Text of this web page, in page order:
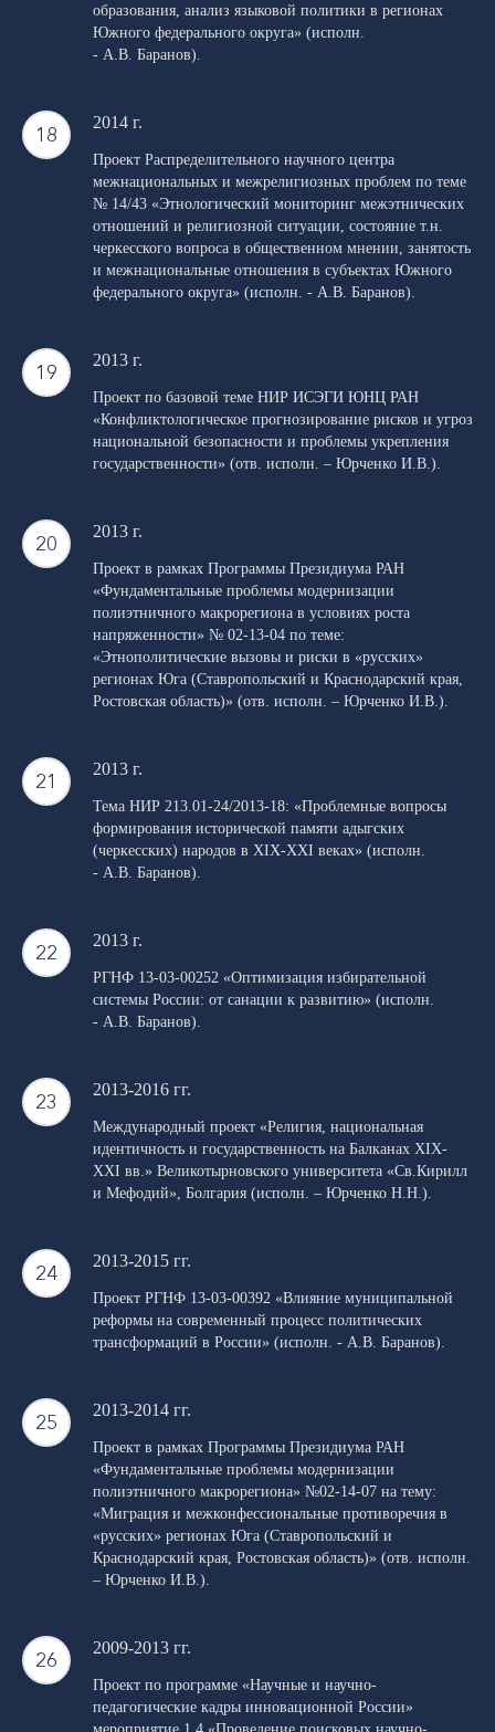
образования, анализ языковой политики в регионах
Южного федерального округа» (исполн.
- А.В. Баранов).
2014 г.
Проект Распределительного научного центра
межнациональных и межрелигиозных проблем по теме
№ 14/43 «Этнологический мониторинг межэтнических
отношений и религиозной ситуации, состояние т.н.
черкесского вопроса в общественном мнении, занятость
и межнациональные отношения в субъектах Южного
федерального округа» (исполн. - А.В. Баранов).
2013 г.
Проект по базовой теме НИР ИСЭГИ ЮНЦ РАН
«Конфликтологическое прогнозирование рисков и угроз
национальной безопасности и проблемы укрепления
государственности» (отв. исполн. – Юрченко И.В.).
2013 г.
Проект в рамках Программы Президиума РАН
«Фундаментальные проблемы модернизации
полиэтничного макрорегиона в условиях роста
напряженности» № 02-13-04 по теме:
«Этнополитические вызовы и риски в «русских»
регионах Юга (Ставропольский и Краснодарский края,
Ростовская область)» (отв. исполн. – Юрченко И.В.).
2013 г.
Тема НИР 213.01-24/2013-18: «Проблемные вопросы
формирования исторической памяти адыгских
(черкесских) народов в XIX-XXI веках» (исполн.
- А.В. Баранов).
2013 г.
РГНФ 13-03-00252 «Оптимизация избирательной
системы России: от санации к развитию» (исполн.
- А.В. Баранов).
2013-2016 гг.
Международный проект «Религия, национальная
идентичность и государственность на Балканах XIX-
XXI вв.» Великотырновского университета «Св.Кирилл
и Мефодий», Болгария (исполн. – Юрченко Н.Н.).
2013-2015 гг.
Проект РГНФ 13-03-00392 «Влияние муниципальной
реформы на современный процесс политических
трансформаций в России» (исполн. - А.В. Баранов).
2013-2014 гг.
Проект в рамках Программы Президиума РАН
«Фундаментальные проблемы модернизации
полиэтничного макрорегиона» №02-14-07 на тему:
«Миграция и межконфессиональные противоречия в
«русских» регионах Юга (Ставропольский и
Краснодарский края, Ростовская область)» (отв. исполн.
– Юрченко И.В.).
2009-2013 гг.
Проект по программе «Научные и научно-
педагогические кадры инновационной России»